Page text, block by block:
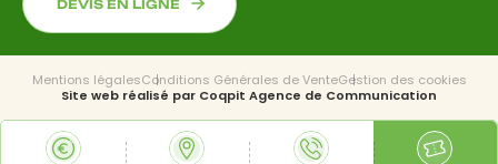
DEVIS EN LIGNE
Mentions légalesConditions Générales de VenteGestion des cookies
Site web réalisé par Coqpit Agence de Communication